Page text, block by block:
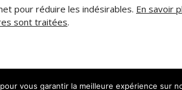
pour réduire les indésirables. En savoir
sont traitées.
Nous contacter
vous garantir la meilleure expérience